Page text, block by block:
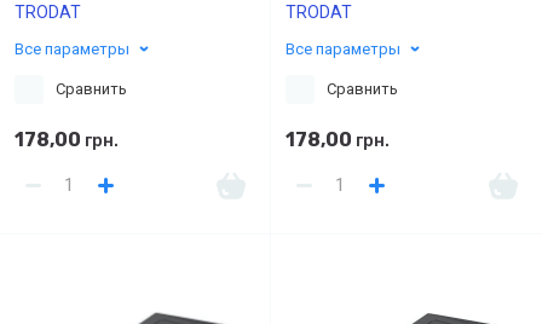
TRODAT
Все параметры
Сравнить
178,00 грн.
TRODAT
Все параметры
Сравнить
178,00 грн.